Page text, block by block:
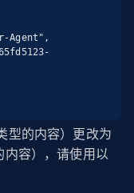
型的内容）更改为
内容），请使用以